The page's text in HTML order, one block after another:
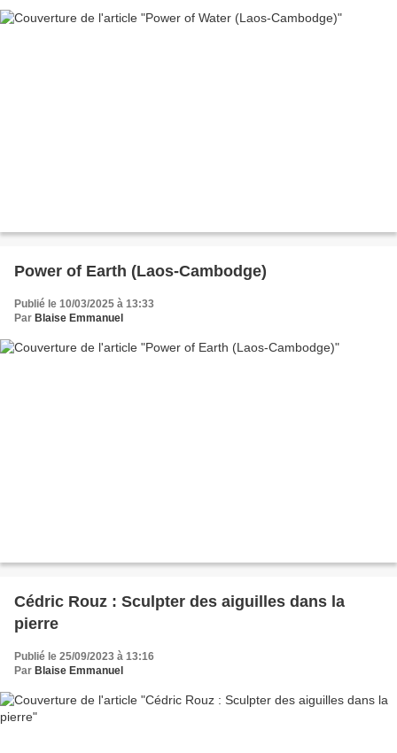
Power of Earth (Laos-Cambodge)
Publié le 10/03/2025 à 13:33
Par Blaise Emmanuel
Cédric Rouz : Sculpter des aiguilles dans la
pierre
Publié le 25/09/2023 à 13:16
Par Blaise Emmanuel